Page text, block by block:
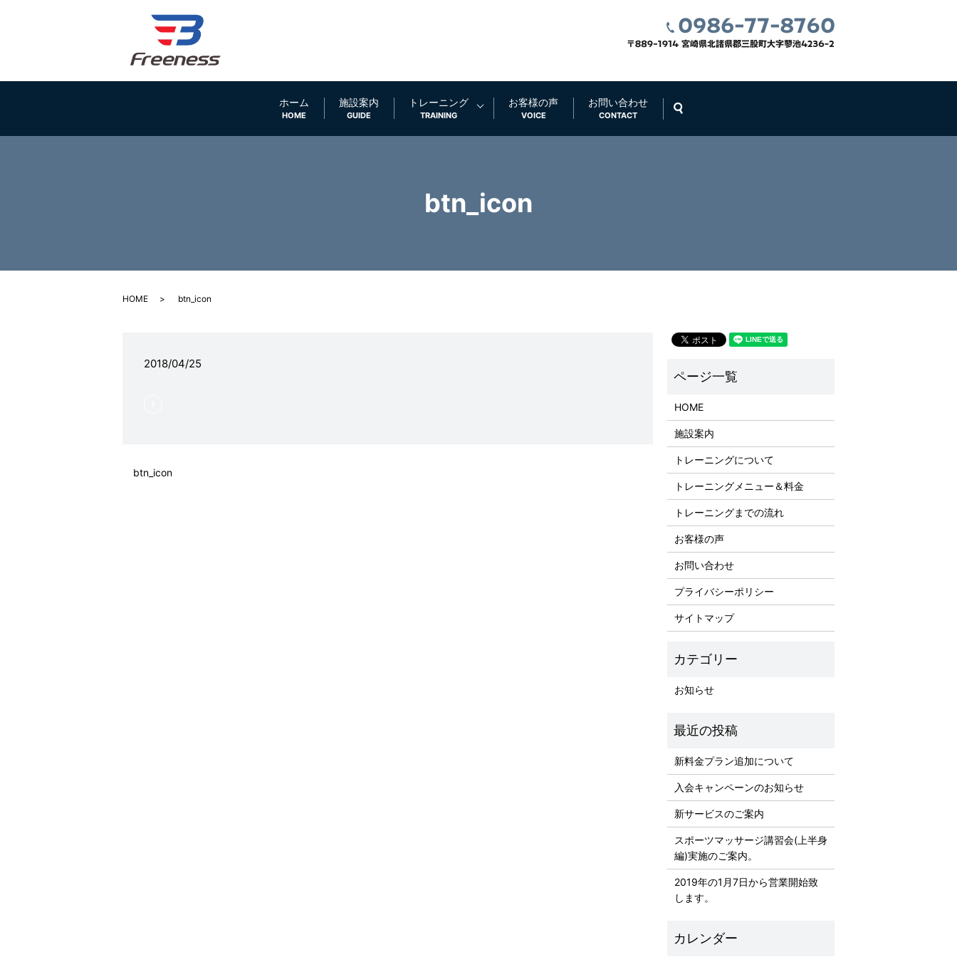
ホーム
HOME
施設案内
GUIDE
トレーニング
TRAINING
お客様の声
VOICE
お問い合わせ
CONTACT
search
btn_icon
HOME btn_icon
2018/04/25
btn_icon
HOME
施設案内
トレーニングについて
トレーニングメニュー＆料金
トレーニングまでの流れ
お客様の声
お問い合わせ
プライバシーポリシー
サイトマップ
お知らせ
新料金プラン追加について
入会キャンペーンのお知らせ
新サービスのご案内
スポーツマッサージ講習会(上半身
編)実施のご案内。
2019年の1月7日から営業開始致
します。